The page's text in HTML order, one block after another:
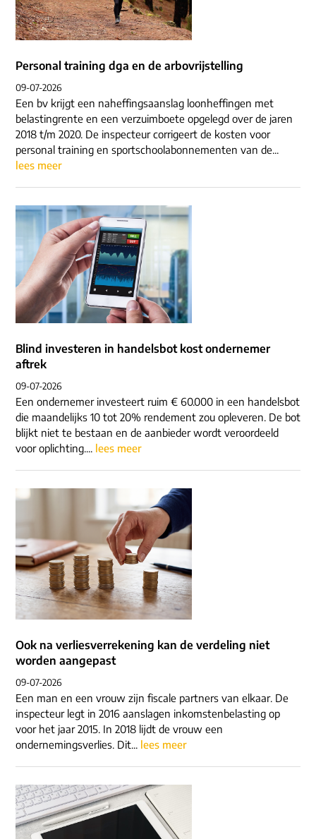
Personal training dga en de arbovrijstelling
09-07-2026
Een bv krijgt een naheffingsaanslag loonheffingen met
belastingrente en een verzuimboete opgelegd over de jaren
2018 t/m 2020. De inspecteur corrigeert de kosten voor
personal training en sportschoolabonnementen van de...
lees meer
Blind investeren in handelsbot kost ondernemer
aftrek
09-07-2026
Een ondernemer investeert ruim € 60.000 in een handelsbot
die maandelijks 10 tot 20% rendement zou opleveren. De bot
blijkt niet te bestaan en de aanbieder wordt veroordeeld
voor oplichting.... lees meer
Ook na verliesverrekening kan de verdeling niet
worden aangepast
09-07-2026
Een man en een vrouw zijn fiscale partners van elkaar. De
inspecteur legt in 2016 aanslagen inkomstenbelasting op
voor het jaar 2015. In 2018 lijdt de vrouw een
ondernemingsverlies. Dit... lees meer